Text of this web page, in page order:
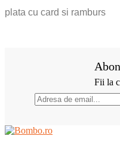
plata cu card si ramburs
Fii la